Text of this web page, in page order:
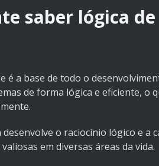
saber lógica de
a base de todo o
de forma lógica e eficiente, o
o raciocínio lógico e a
em diversas áreas da vida.